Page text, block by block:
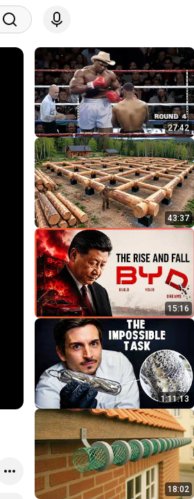
27:42
43:37
15:16
1:11:13
18:02